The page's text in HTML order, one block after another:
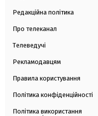
Редакційна політика
Про телеканал
Телеведучі
Рекламодавцям
Правила користування
Політика конфіденційності
Політика використання